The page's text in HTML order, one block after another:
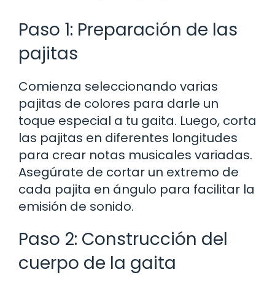
Paso 1: Preparación de las
pajitas
Comienza seleccionando varias
pajitas de colores para darle un
toque especial a tu gaita. Luego, corta
las pajitas en diferentes longitudes
para crear notas musicales variadas.
Asegúrate de cortar un extremo de
cada pajita en ángulo para facilitar la
emisión de sonido.
Paso 2: Construcción del
cuerpo de la gaita